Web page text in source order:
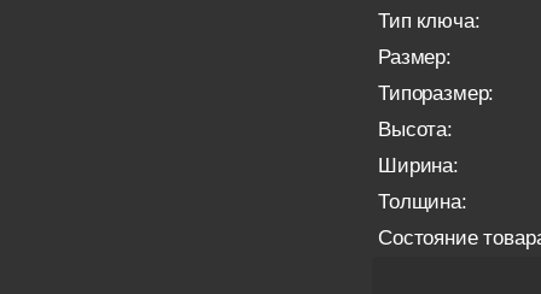
Тип ключа:
Размер:
Типоразмер:
Высота:
Ширина:
Толщина:
Состояние